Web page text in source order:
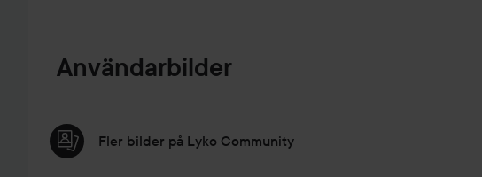
Användarbilder
Fler bilder på Lyko Community